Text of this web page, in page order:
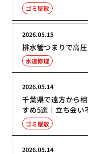
ゴミ屋敷
排水管つまりで高
2026.05.15
水道修理
千葉県で遠方から
すめ5選｜立ち会い
2026.05.14
ゴミ屋敷
2026.05.14